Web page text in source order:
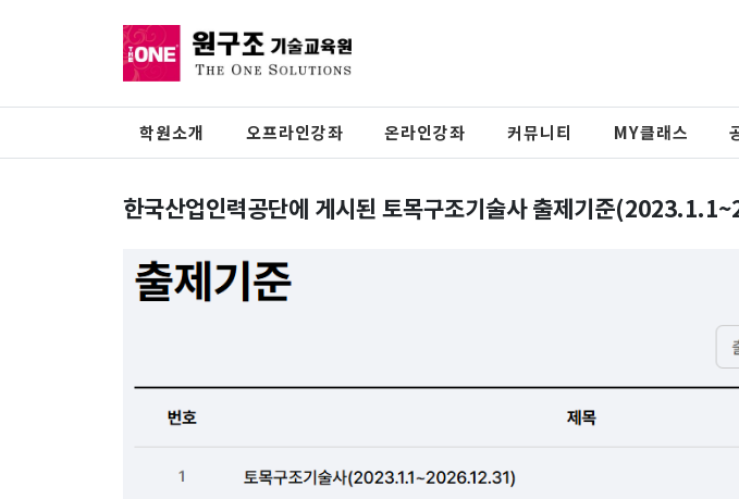
학원소개 오프라인강좌 온라인강좌 커뮤니티 MY클래스
한국산업인력공단에 게시된 토목구조기술사 출제기준